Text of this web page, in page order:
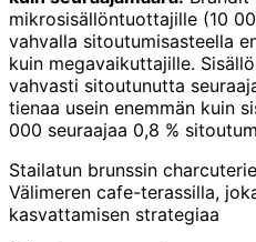
mikrosisällöntuottajille (10
vahvalla sitoutumisasteella
kuin megavaikuttajille.
vahvasti sitoutunutta
tienaa usein enemmän kuin
000 seuraajaa 0,8 %
Stailatun brunssin
Välimeren cafe-terassilla,
kasvattamisen strategiaa